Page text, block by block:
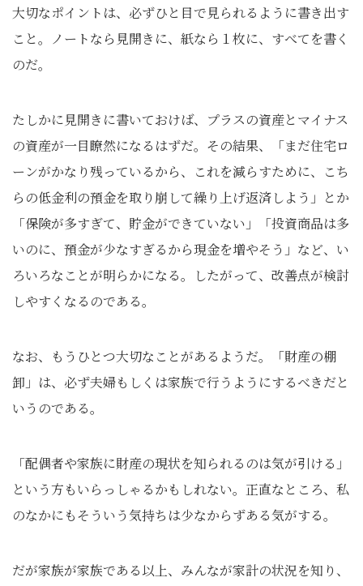
大切なポイントは、必ずひと目で見られるように書き出す
こと。ノートなら見開きに、紙なら１枚に、すべてを書く
のだ。
たしかに見開きに書いておけば、プラスの資産とマイナス
の資産が一目瞭然になるはずだ。その結果、「まだ住宅ロ
ーンがかなり残っているから、これを減らすために、こち
らの低金利の預金を取り崩して繰り上げ返済しよう」とか
「保険が多すぎて、貯金ができていない」「投資商品は多
いのに、預金が少なすぎるから現金を増やそう」など、い
ろいろなことが明らかになる。したがって、改善点が検討
しやすくなるのである。
なお、もうひとつ大切なことがあるようだ。「財産の棚
卸」は、必ず夫婦もしくは家族で行うようにするべきだと
いうのである。
「配偶者や家族に財産の現状を知られるのは気が引ける」
という方もいらっしゃるかもしれない。正直なところ、私
のなかにもそういう気持ちは少なからずある気がする。
だが家族が家族である以上、みんなが家計の状況を知り、